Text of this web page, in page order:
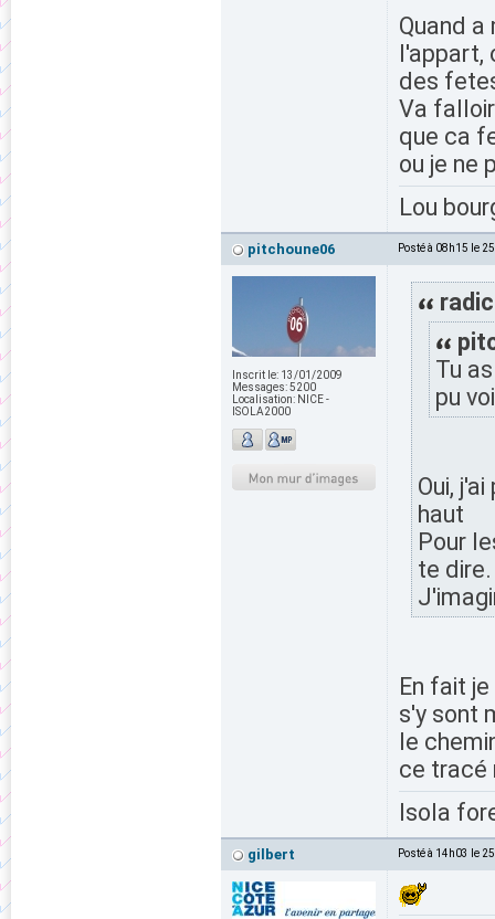
Quand
l'appart,
des
Va
que ca
ou je ne
Lou
pitchoune06 Posté à 08h15 le
Inscrit le: 13/01/2009
Messages:5200
Localisation: NICE -
ISOLA2000
Tu
pu
Oui,
haut
Pour
te dire.
En fait
s'y sont
le
ce tracé
Isola
gilbert Posté à 14h03 le